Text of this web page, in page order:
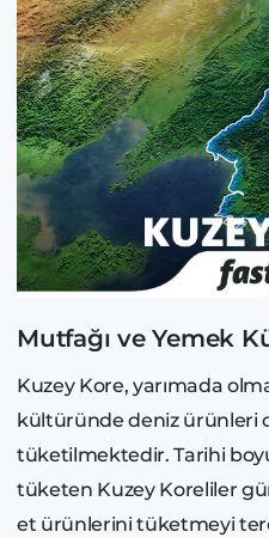
Mutfağı ve Yemek
Kuzey Kore, yarımada
kültüründe deniz ürünleri
tüketilmektedir. Tarihi
tüketen Kuzey Koreliler
et ürünlerini tüketmeyi